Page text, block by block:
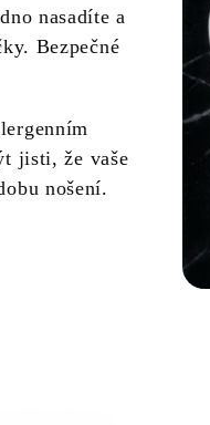
nasadíte a
Bezpečné
jisti, že vaše
nošení.